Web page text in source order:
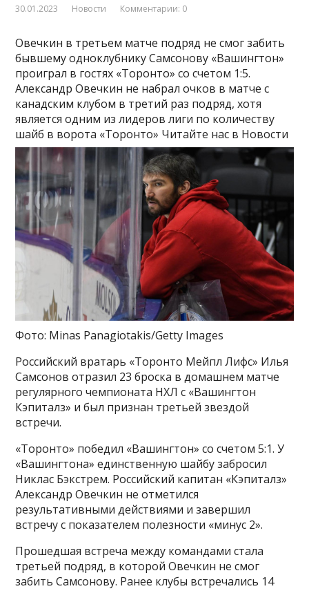
30.01.2023 Новости Комментарии: 0
Овечкин в третьем матче подряд не смог забить
бывшему одноклубнику Самсонову «Вашингтон»
проиграл в гостях «Торонто» со счетом 1:5.
Александр Овечкин не набрал очков в матче с
канадским клубом в третий раз подряд, хотя
является одним из лидеров лиги по количеству
шайб в ворота «Торонто» Читайте нас в Новости
Фото: Minas Panagiotakis/Getty Images
Российский вратарь «Торонто Мейпл Лифс» Илья
Самсонов отразил 23 броска в домашнем матче
регулярного чемпионата НХЛ с «Вашингтон
Кэпиталз» и был признан третьей звездой
встречи.
«Торонто» победил «Вашингтон» со счетом 5:1. У
«Вашингтона» единственную шайбу забросил
Никлас Бэкстрем. Российский капитан «Кэпиталз»
Александр Овечкин не отметился
результативными действиями и завершил
встречу с показателем полезности «минус 2».
Прошедшая встреча между командами стала
третьей подряд, в которой Овечкин не смог
забить Самсонову. Ранее клубы встречались 14